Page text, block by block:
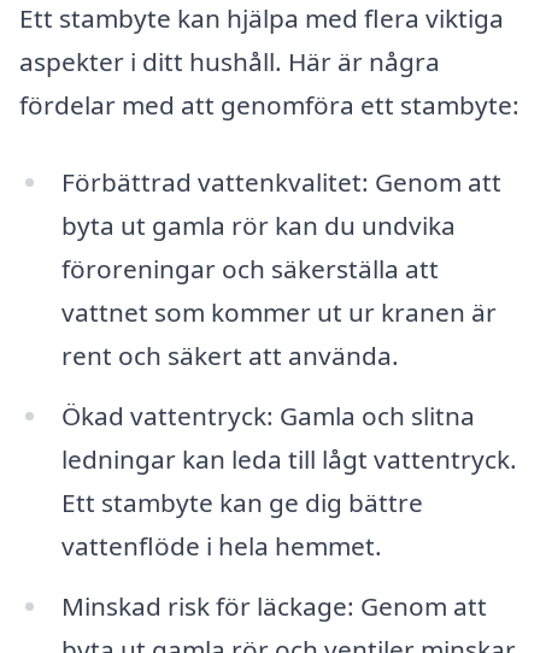
Ett stambyte kan hjälpa med flera viktiga
aspekter i ditt hushåll. Här är några
fördelar med att genomföra ett stambyte:
Förbättrad vattenkvalitet: Genom att
byta ut gamla rör kan du undvika
föroreningar och säkerställa att
vattnet som kommer ut ur kranen är
rent och säkert att använda.
Ökad vattentryck: Gamla och slitna
ledningar kan leda till lågt vattentryck.
Ett stambyte kan ge dig bättre
vattenflöde i hela hemmet.
Minskad risk för läckage: Genom att